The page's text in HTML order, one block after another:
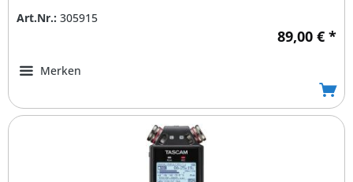
Art.Nr.: 305915
89,00 € *
Merken